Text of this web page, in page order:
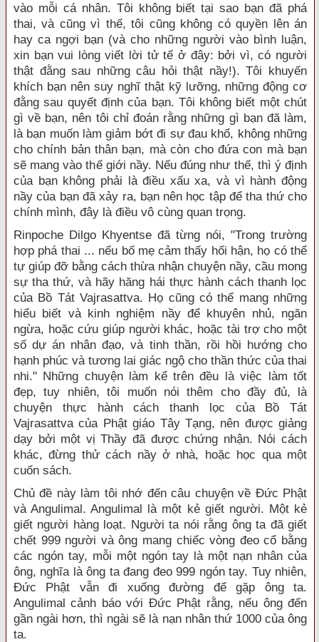
vào mỗi cá nhân. Tôi không biết tại sao bạn đã phá
thai, và cũng vì thế, tôi cũng không có quyền lên án
hay ca ngợi bạn (và cho những người vào bình luận,
xin bạn vui lòng viết lời tử tế ở đây: bởi vì, có người
thật đằng sau những câu hỏi thật nầy!). Tôi khuyến
khích bạn nên suy nghĩ thật kỹ lưỡng, những động cơ
đằng sau quyết định của bạn. Tôi không biết một chút
gì về bạn, nên tôi chỉ đoán rằng những gì bạn đã làm,
là bạn muốn làm giảm bớt đi sự đau khổ, không những
cho chính bản thân bạn, mà còn cho đứa con mà bạn
sẽ mang vào thế giới nầy. Nếu đúng như thế, thì ý định
của bạn không phải là điều xấu xa, và vì hành động
nầy của bạn đã xảy ra, bạn nên học tập để tha thứ cho
chính mình, đây là điều vô cùng quan trọng.
Rinpoche Dilgo Khyentse đã từng nói, "Trong trường
hợp phá thai ... nếu bố mẹ cảm thấy hối hận, họ có thể
tự giúp đỡ bằng cách thừa nhận chuyện nầy, cầu mong
sự tha thứ, và hãy hăng hái thực hành cách thanh lọc
của Bồ Tát Vajrasattva. Họ cũng có thể mang những
hiểu biết và kinh nghiệm nầy để khuyên nhủ, ngăn
ngừa, hoặc cứu giúp người khác, hoặc tài trợ cho một
số dự án nhân đạo, và tinh thần, rồi hồi hướng cho
hạnh phúc và tương lai giác ngộ cho thần thức của thai
nhi." Những chuyện làm kể trên đều là việc làm tốt
đẹp, tuy nhiên, tôi muốn nói thêm cho đầy đủ, là
chuyện thực hành cách thanh lọc của Bồ Tát
Vajrasattva của Phật giáo Tây Tạng, nên được giảng
dạy bởi một vị Thầy đã được chứng nhận. Nói cách
khác, đừng thử cách nầy ở nhà, hoặc học qua một
cuốn sách.
Chủ đề này làm tôi nhớ đến câu chuyện về Đức Phật
và Angulimal. Angulimal là một kẻ giết người. Một kẻ
giết người hàng loạt. Người ta nói rằng ông ta đã giết
chết 999 người và ông mang chiếc vòng đeo cổ bằng
các ngón tay, mỗi một ngón tay là một nạn nhân của
ông, nghĩa là ông ta đang đeo 999 ngón tay. Tuy nhiên,
Đức Phật vẫn đi xuống đường để gặp ông ta.
Angulimal cảnh báo với Đức Phật rằng, nếu ông đến
gần ngài hơn, thì ngài sẽ là nạn nhân thứ 1000 của ông
ta.